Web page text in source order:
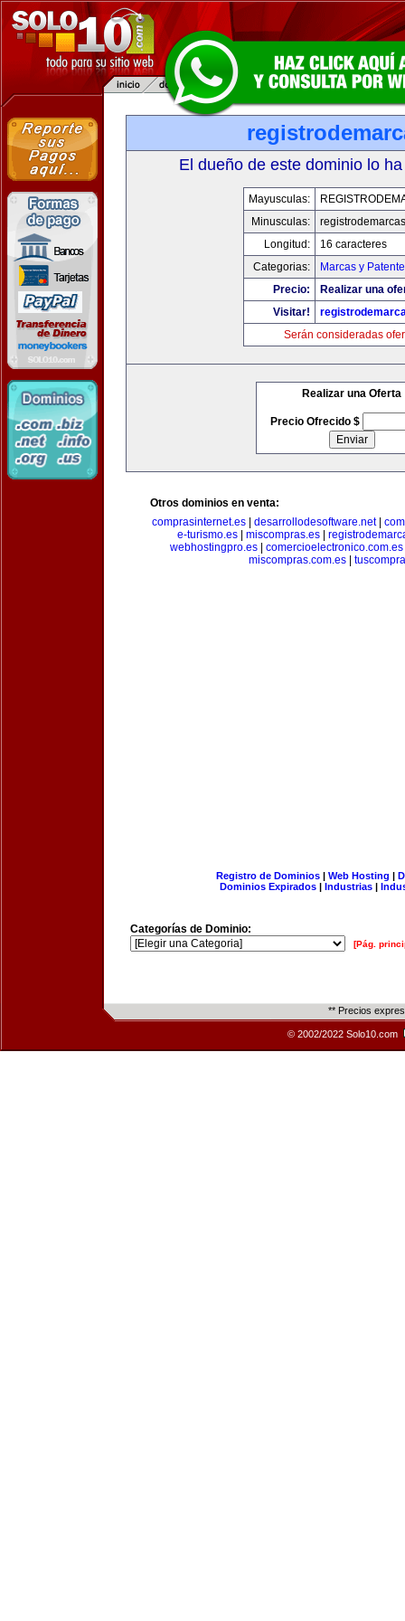
El dueño de este dominio lo
Mayusculas:
Minusculas:
Longitud:
16 caracteres
Categorias:
Marcas y
Precio:
Realizar una
Visitar!
Serán consideradas
Realizar una Oferta
Precio Ofrecido $
Otros dominios en venta:
comprasinternet.es
desarrollodesoftware.net|
e-turismo.es
miscompras.es
webhostingpro.es| comercioelectronico.com.es
miscompras.com.es
Registro de Dominios| Web Hosting |
Dominios Expirados | Industrias |
Categorías de Dominio:
[Pág.
** Precios
© 2002/2022 Solo10.com